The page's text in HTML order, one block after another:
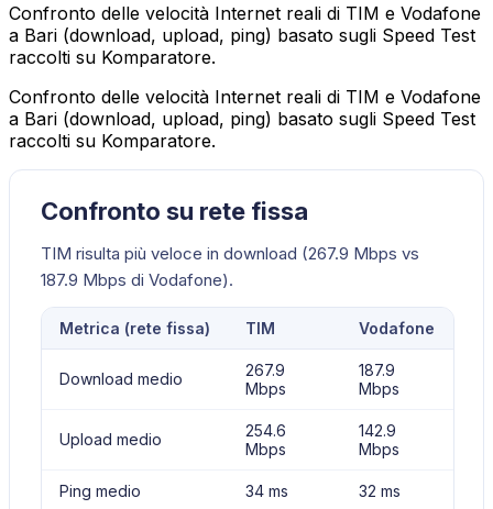
Confronto delle velocità Internet reali di TIM e Vodafone
a Bari (download, upload, ping) basato sugli Speed Test
raccolti su Komparatore.
Confronto delle velocità Internet reali di TIM e Vodafone
a Bari (download, upload, ping) basato sugli Speed Test
raccolti su Komparatore.
Confronto su rete fissa
TIM risulta più veloce in download (267.9 Mbps vs
187.9 Mbps di Vodafone).
Metrica (rete fissa) TIM Vodafone
Download medio
267.9
Mbps
187.9
Mbps
Upload medio
254.6
Mbps
142.9
Mbps
Ping medio 34 ms 32 ms